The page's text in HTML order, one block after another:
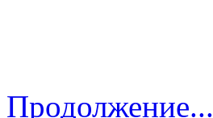
Продолжение...